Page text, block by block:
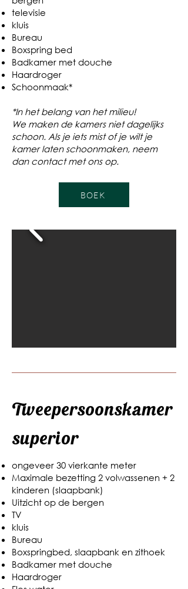
televisie
kluis
Bureau
Boxspring bed
Badkamer met douche
Haardroger
Schoonmaak*
*In het belang van het milieu!
We maken de kamers niet dagelijks
schoon. Als je iets mist of je wilt je
kamer laten schoonmaken, neem
dan contact met ons op.
BOEK
Tweepersoonskamer
superior
ongeveer 30 vierkante meter
Maximale bezetting 2 volwassenen + 2
kinderen (slaapbank)
Uitzicht op de bergen
TV
kluis
Bureau
Boxspringbed, slaapbank en zithoek
Badkamer met douche
Haardroger